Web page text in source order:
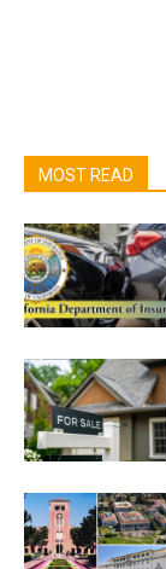
MOST READ